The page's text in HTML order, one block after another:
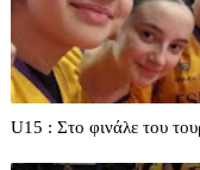
U15 : Στο φινάλε του